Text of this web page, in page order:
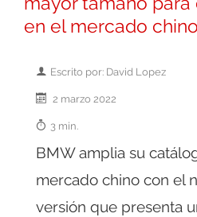
en el mercado chino
Escrito por: David Lopez
2 marzo 2022
3 min.
BMW amplia su
mercado chino con el
versión que presenta